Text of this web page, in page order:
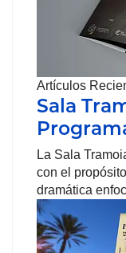
Artículos
Sala
La Sala
con el
dramática